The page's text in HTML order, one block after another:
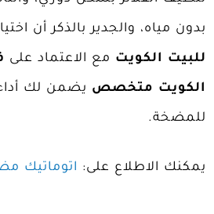
بدون مياه، والجدير بالذكر أن
للبيت الكويت مع الاعتماد على
الكويت متخصص يضمن لك
للمضخة.
يمكنك الاطلاع على: اتوماتيك